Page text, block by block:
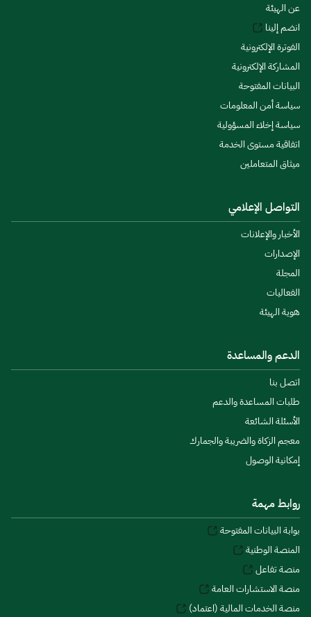
عن الهيئة
انضم إلينا
الفوترة الإلكترونية
المشاركة الإلكترونية
البيانات المفتوحة
سياسة أمن المعلومات
سياسة إخلاء المسؤولية
اتفاقية مستوى الخدمة
ميثاق المتعاملين
التواصل الإعلامي
الأخبار والإعلانات
الإصدارات
المجلة
الفعاليات
هوية الهيئة
الدعم والمساعدة
اتصل بنا
طلبات المساعدة والدعم
الأسئلة الشائعة
معجم الزكاة والضريبة والجمارك
إمكانية الوصول
روابط مهمة
بوابة البيانات المفتوحة
المنصة الوطنية
منصة تفاعل
منصة الاستشارات العامة
منصة الخدمات المالية (اعتماد)